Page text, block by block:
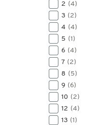
2 (4)
3 (2)
4 (4)
5 (1)
6 (4)
7 (2)
8 (5)
9 (6)
10 (2)
12 (4)
13 (1)